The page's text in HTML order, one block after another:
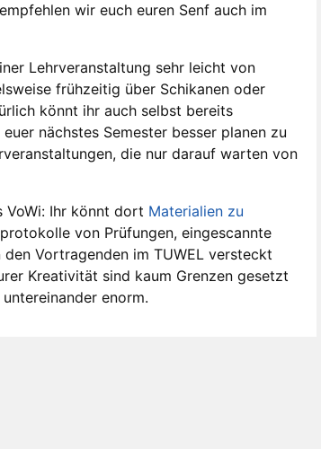
wir euch euren Senf auch im
Lehrveranstaltung sehr leicht von
frühzeitig über Schikanen oder
könnt ihr auch selbst bereits
nächstes Semester besser planen zu
die nur darauf warten von
VoWi: Ihr könnt dort Materialien zu
von Prüfungen, eingescannte
Vortragenden im TUWEL versteckt
Kreativität sind kaum Grenzen gesetzt
enorm.